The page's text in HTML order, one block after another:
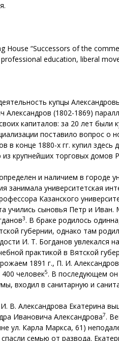
House “Successors of the
education, liberal
купцы
Александров (1802-1869)
капиталов: за 20 лет были
поставило вопрос
в конце 1880-х гг. купил
крупнейших торговых домов
и наличием в городе
занимала университетская
Казанского
учились сыновья Петр и
3. В браке родилось
губернии, однако там
И. Т. Богданов увлекался
практикой в Вятской
1891 г., П. И.
человек5. В последующем он
входил в санитарную и
В. Александрова Екатерина
Ивановича Александрова7.
ул. Карла Маркса, 61)
семью от развода.